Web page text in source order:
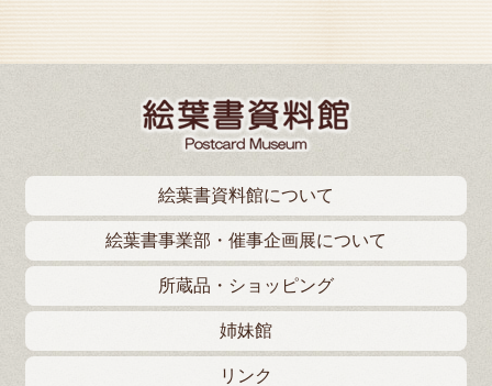
絵葉書資料館について
絵葉書事業部・催事企画展について
所蔵品・ショッピング
姉妹館
リンク